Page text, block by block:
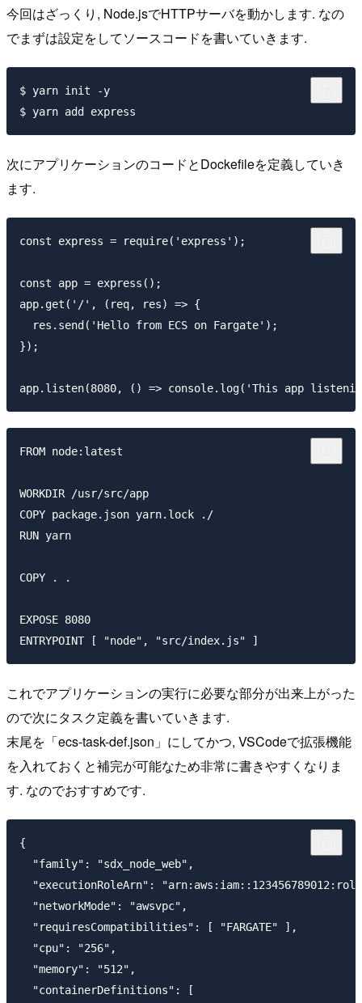
今回はざっくり, Node.jsでHTTPサーバを動かします. なの
でまずは設定をしてソースコードを書いていきます.
$ yarn init -y
次にアプリケーションのコードとDockefileを定義していき
ます.
const express = require('express');
const app = express();
app.get('/', (req, res) => {
  res.send('Hello from ECS on Fargate');
});
FROM node:latest
WORKDIR /usr/src/app
COPY package.json yarn.lock ./
RUN yarn
COPY . .
EXPOSE 8080
これでアプリケーションの実行に必要な部分が出来上がった
ので次にタスク定義を書いていきます.
末尾を「ecs-task-def.json」にしてかつ, VSCodeで拡張機能
を入れておくと補完が可能なため非常に書きやすくなりま
す. なのでおすすめです.
{
  "family": "sdx_node_web",
"executionRoleArn":
  "networkMode": "awsvpc",
  "requiresCompatibilities": [ "FARGATE" ],
  "cpu": "256",
  "memory": "512",
  "containerDefinitions": [